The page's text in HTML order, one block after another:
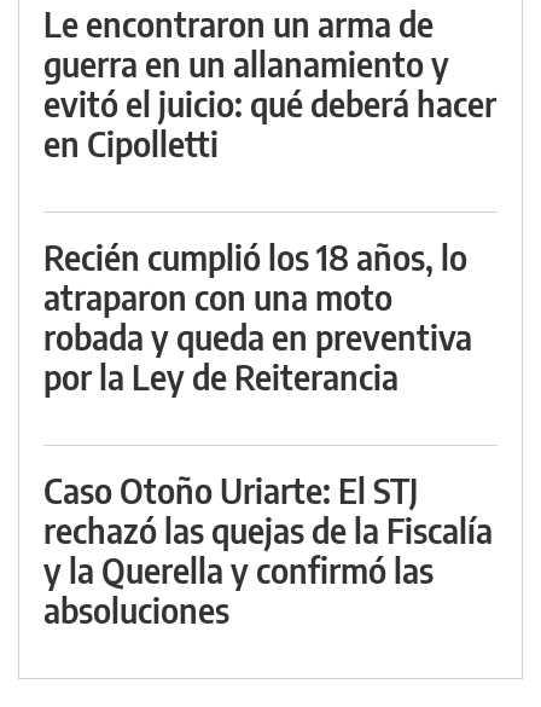
Le encontraron un arma de
guerra en un allanamiento y
evitó el juicio: qué deberá hacer
en Cipolletti
Recién cumplió los 18 años, lo
atraparon con una moto
robada y queda en preventiva
por la Ley de Reiterancia
Caso Otoño Uriarte: El STJ
rechazó las quejas de la Fiscalía
y la Querella y confirmó las
absoluciones